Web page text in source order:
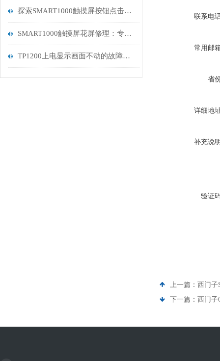
探索SMART1000触摸屏按钮点击功能的奇妙世界
SMART1000触摸屏花屏修理：专业解决方案与步骤
TP1200上电显示画面不动的故障维修指南
联系电
常用邮
省
详细地
补充说
验证
上一篇： 西门子
下一篇： 西门子